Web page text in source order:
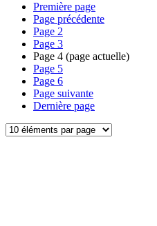
Première page
Page précédente
Page 2
Page 3
Page 4 (page actuelle)
Page 5
Page 6
Page suivante
Dernière page